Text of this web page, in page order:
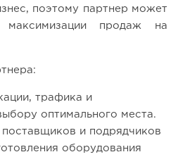
поэтому партнер может
максимизации продаж на
трафика и
оптимального места.
и подрядчиков
оборудования